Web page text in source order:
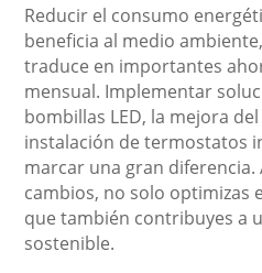
Reducir el consumo
beneficia al medio
traduce en importantes
mensual. Implementar
bombillas LED, la mejora
instalación de termostatos
marcar una gran diferencia.
cambios, no solo optimizas
que también contribuyes a
sostenible.